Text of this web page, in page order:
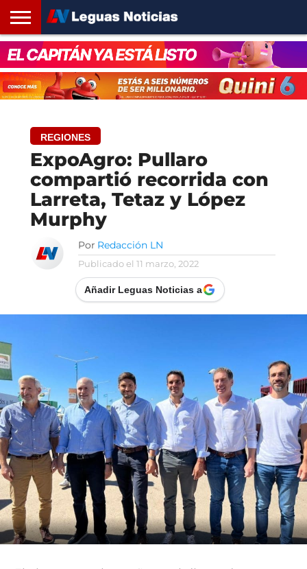
INICIO
SANTA
FE
ROSARIO24
REGIONES
ARGENTINA
OPINIÓN
CONTACTO
REGIONES
ExpoAgro: Pullaro
compartió recorrida con
Larreta, Tetaz y López
Murphy
Por Redacción LN
Publicado el 11 marzo, 2022
Añadir Leguas Noticias a